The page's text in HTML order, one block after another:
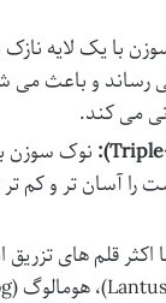
با یک لایه
رساند و باعث
می کند.
نوک سوزن
را آسان تر و
سوزن کافبر سایز 4 با